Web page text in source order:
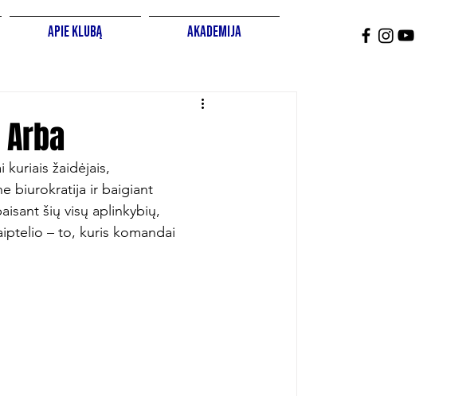
Apie Klubą Akademija
kuriais žaidėjais,
biurokratija ir baigiant
šių visų aplinkybių,
– to, kuris komandai